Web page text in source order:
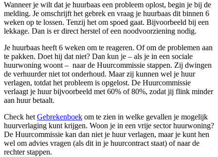
Wanneer je wilt dat je huurbaas een probleem oplost, begin je bij de
melding. Je omschrijft het gebrek en vraag je huurbaas dit binnen 6
weken op te lossen. Tenzij het om spoed gaat. Bijvoorbeeld bij een
lekkage. Dan is er direct herstel of een noodvoorziening nodig.
Je huurbaas heeft 6 weken om te reageren. Of om de problemen aan
te pakken. Doet hij dat niet? Dan kun je – als je in een sociale
huurwoning woont – naar de Huurcommissie stappen. Zij dwingen
de verhuurder niet tot onderhoud. Maar zij kunnen wel je huur
verlagen, totdat het probleem is opgelost. De Huurcommissie
verlaagt je huur bijvoorbeeld met 60% of 80%, zodat jij flink minder
aan huur betaalt.
Check het Gebrekenboek om te zien in welke gevallen je mogelijk
huurverlaging kunt krijgen. Woon je in een vrije sector huurwoning?
De Huurcommissie kan dan niet je huur verlagen, maar je kunt hen
wel om advies vragen (als dit in je huurcontract staat) of naar de
rechter stappen.